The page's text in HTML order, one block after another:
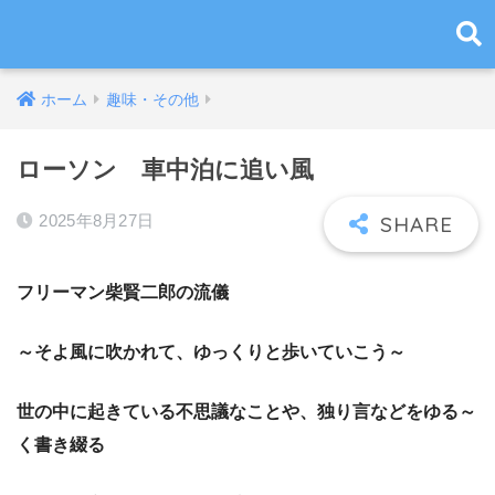
ホーム 趣味・その他
ローソン 車中泊に追い風
2025年8月27日
フリーマン柴賢二郎の流儀
～そよ風に吹かれて、ゆっくりと歩いていこう～
世の中に起きている不思議なことや、独り言などをゆる～
く書き綴る